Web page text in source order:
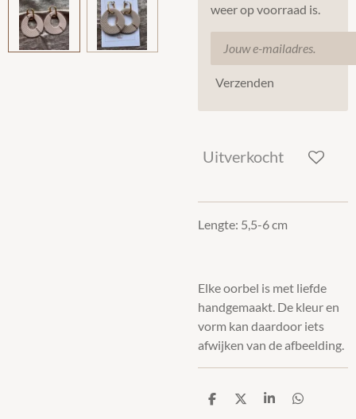
weer op voorraad is.
Verzenden
Uitverkocht
Lengte: 5,5-6 cm
Elke oorbel is met liefde
handgemaakt. De kleur en
vorm kan daardoor iets
afwijken van de afbeelding.
D
D
S
D